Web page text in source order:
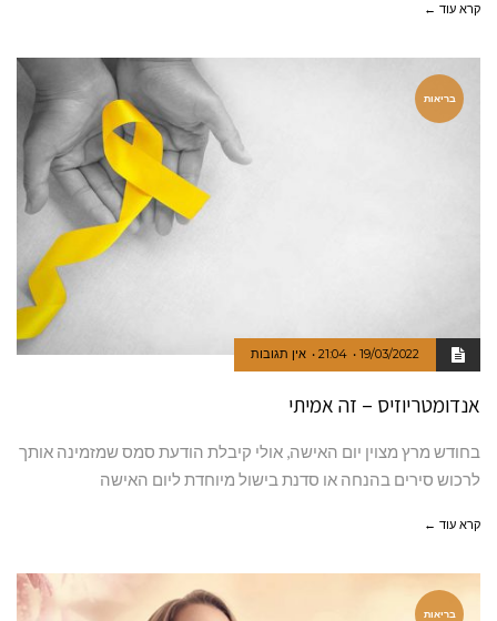
קרא עוד ←
בריאות
19/03/2022
21:04 אין תגובות
אנדומטריוזיס – זה אמיתי
בחודש מרץ מצוין יום האישה, אולי קיבלת הודעת סמס שמזמינה אותך
לרכוש סירים בהנחה או סדנת בישול מיוחדת ליום האישה
קרא עוד ←
בריאות